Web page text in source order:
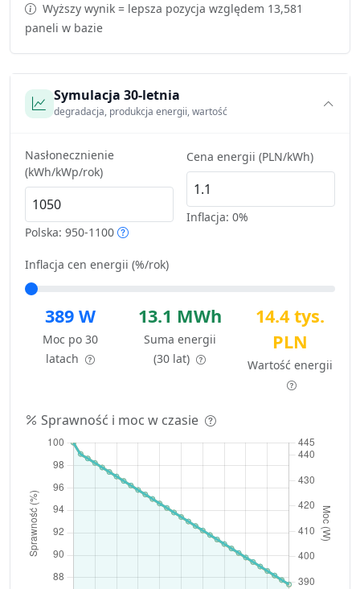
Wyższy wynik = lepsza pozycja względem 13,581
paneli w bazie
Symulacja 30-letnia
degradacja, produkcja energii, wartość
Nasłonecznienie
(kWh/kWp/rok)
Polska: 950-1100
Cena energii (PLN/kWh)
Inflacja: 0%
Inflacja cen energii (%/rok)
389 W
Moc po 30
latach
13.1 MWh
Suma energii
(30 lat)
14.4 tys.
PLN
Wartość energii
Sprawność i moc w czasie